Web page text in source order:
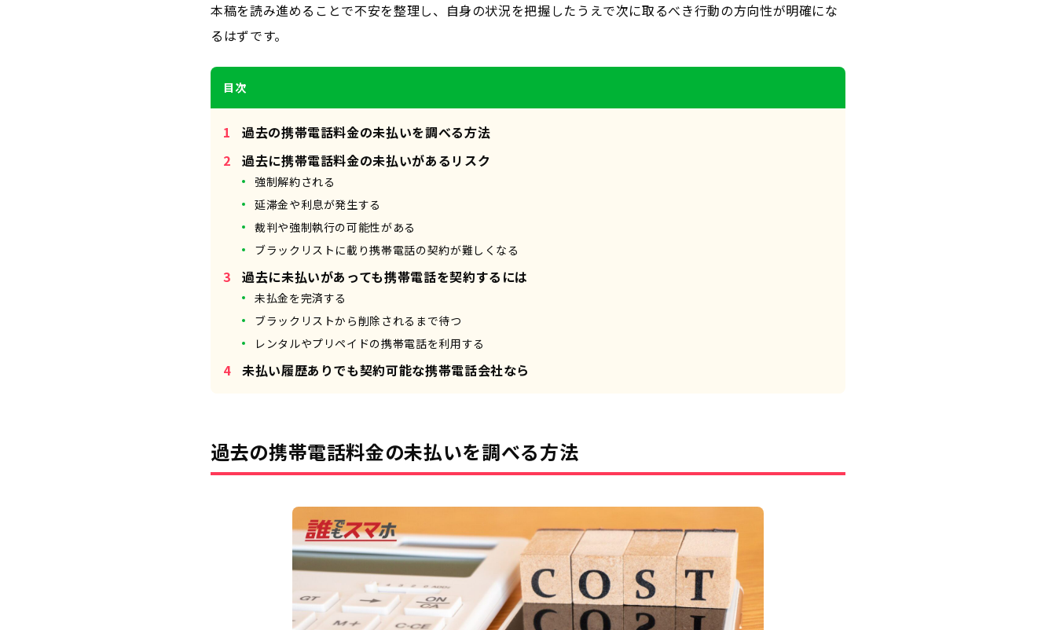
本稿を読み進めることで不安を整理し、自身の状況を把握したうえで次に取るべき行動の方向性が明確にな
るはずです。
目次
過去の携帯電話料金の未払いを調べる方法
過去に携帯電話料金の未払いがあるリスク
強制解約される
延滞金や利息が発生する
裁判や強制執行の可能性がある
ブラックリストに載り携帯電話の契約が難しくなる
過去に未払いがあっても携帯電話を契約するには
未払金を完済する
ブラックリストから削除されるまで待つ
レンタルやプリペイドの携帯電話を利用する
未払い履歴ありでも契約可能な携帯電話会社なら
過去の携帯電話料金の未払いを調べる方法